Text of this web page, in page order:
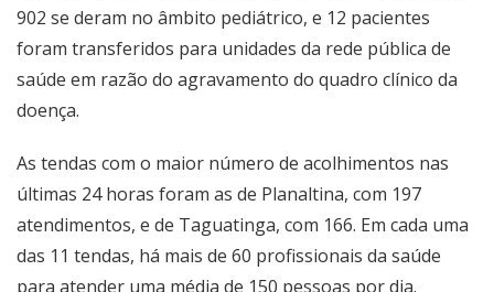
902 se deram no âmbito pediátrico, e 12 pacientes
foram transferidos para unidades da rede pública de
saúde em razão do agravamento do quadro clínico da
doença.
As tendas com o maior número de acolhimentos nas
últimas 24 horas foram as de Planaltina, com 197
atendimentos, e de Taguatinga, com 166. Em cada uma
das 11 tendas, há mais de 60 profissionais da saúde
para atender uma média de 150 pessoas por dia.